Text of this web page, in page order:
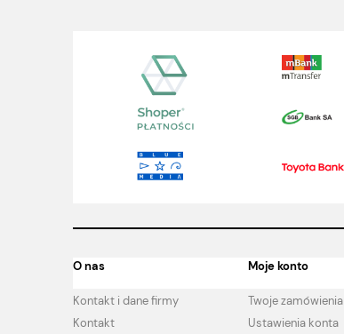
O nas
Kontakt i dane firmy
Kontakt
Moje konto
Twoje zamówienia
Ustawienia konta